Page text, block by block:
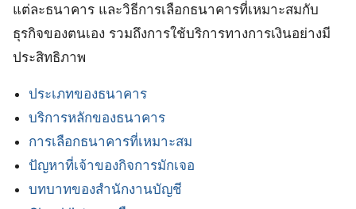
แต่ละธนาคาร และวิธีการเลือกธนาคารที่เหมาะสมกับ
ธุรกิจของตนเอง รวมถึงการใช้บริการทางการเงินอย่างมี
ประสิทธิภาพ
ประเภทของธนาคาร
บริการหลักของธนาคาร
การเลือกธนาคารที่เหมาะสม
ปัญหาที่เจ้าของกิจการมักเจอ
บทบาทของสำนักงานบัญชี